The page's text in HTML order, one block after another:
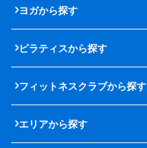
ヨガから探す
ピラティスから探す
フィットネスクラブから探す
エリアから探す